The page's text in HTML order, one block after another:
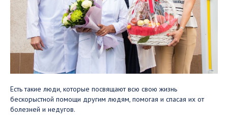
Есть такие люди, которые посвящают всю свою жизнь
бескорыстной помощи другим людям, помогая и спасая их от
болезней и недугов.